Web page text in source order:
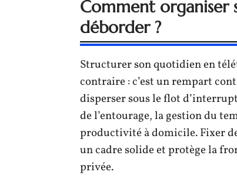
Comment organiser
déborder ?
Structurer son quotidien en
contraire : c’est un rempart
disperser sous le flot
de l’entourage, la gestion du
productivité à domicile. Fixer
un cadre solide et protège la
privée.